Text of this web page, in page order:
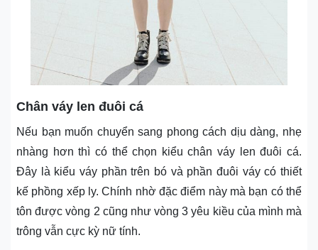
Chân váy len đuôi cá
Nếu bạn muốn chuyển sang phong cách dịu dàng, nhẹ
nhàng hơn thì có thể chọn kiểu chân váy len đuôi cá.
Đây là kiểu váy phần trên bó và phần đuôi váy có thiết
kế phồng xếp ly. Chính nhờ đặc điểm này mà bạn có thể
tôn được vòng 2 cũng như vòng 3 yêu kiều của mình mà
trông vẫn cực kỳ nữ tính.